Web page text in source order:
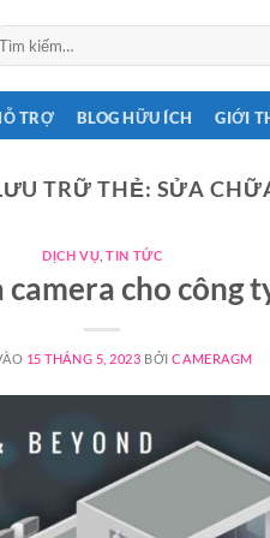
TRỢ BLOG HỮU ÍCH GIỚI
TRỮ THẺ: SỬA
DỊCH VỤ ,TIN TỨC
cho công
15 THÁNG 5, 2023 BỞICAMERAGM